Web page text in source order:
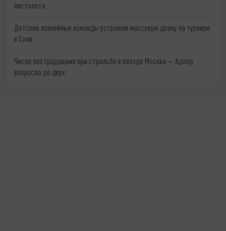
пистолета
Детские хоккейные команды устроили массовую драку на турнире
в Сочи
Число пострадавших при стрельбе в поезде Москва — Адлер
возросло до двух